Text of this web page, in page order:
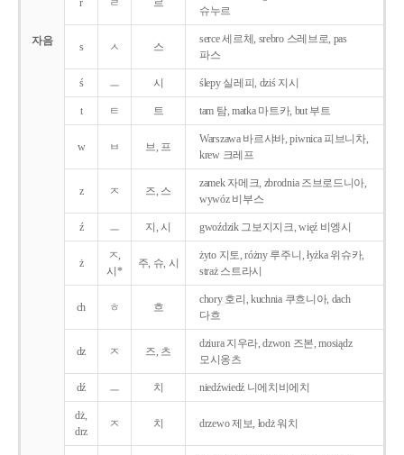
자음
r ㄹ 르
슈누르
s ㅅ 스
serce 세르체, srebro 스레브로, pas
파스
ś ㅡ 시 ślepy 실레피, dziś 지시
t ㅌ 트 tam 탐, matka 마트카, but 부트
w ㅂ 브, 프
Warszawa 바르샤바, piwnica 피브니차,
krew 크레프
z ㅈ 즈, 스
zamek 자메크, zbrodnia 즈브로드니아,
wywóz 비부스
ź ㅡ 지, 시 gwoździk 그보지지크, więź 비엥시
ż
ㅈ,
시*
주, 슈, 시
żyto 지토, różny 루주니, łyżka 위슈카,
straż 스트라시
ch ㅎ 흐
chory 호리, kuchnia 쿠흐니아, dach
다흐
dz ㅈ 즈, 츠
dziura 지우라, dzwon 즈본, mosiądz
모시옹츠
dź ㅡ 치 niedźwiedź 니에치비에치
dż,
drz
ㅈ 치 drzewo 제보, łodż 워치